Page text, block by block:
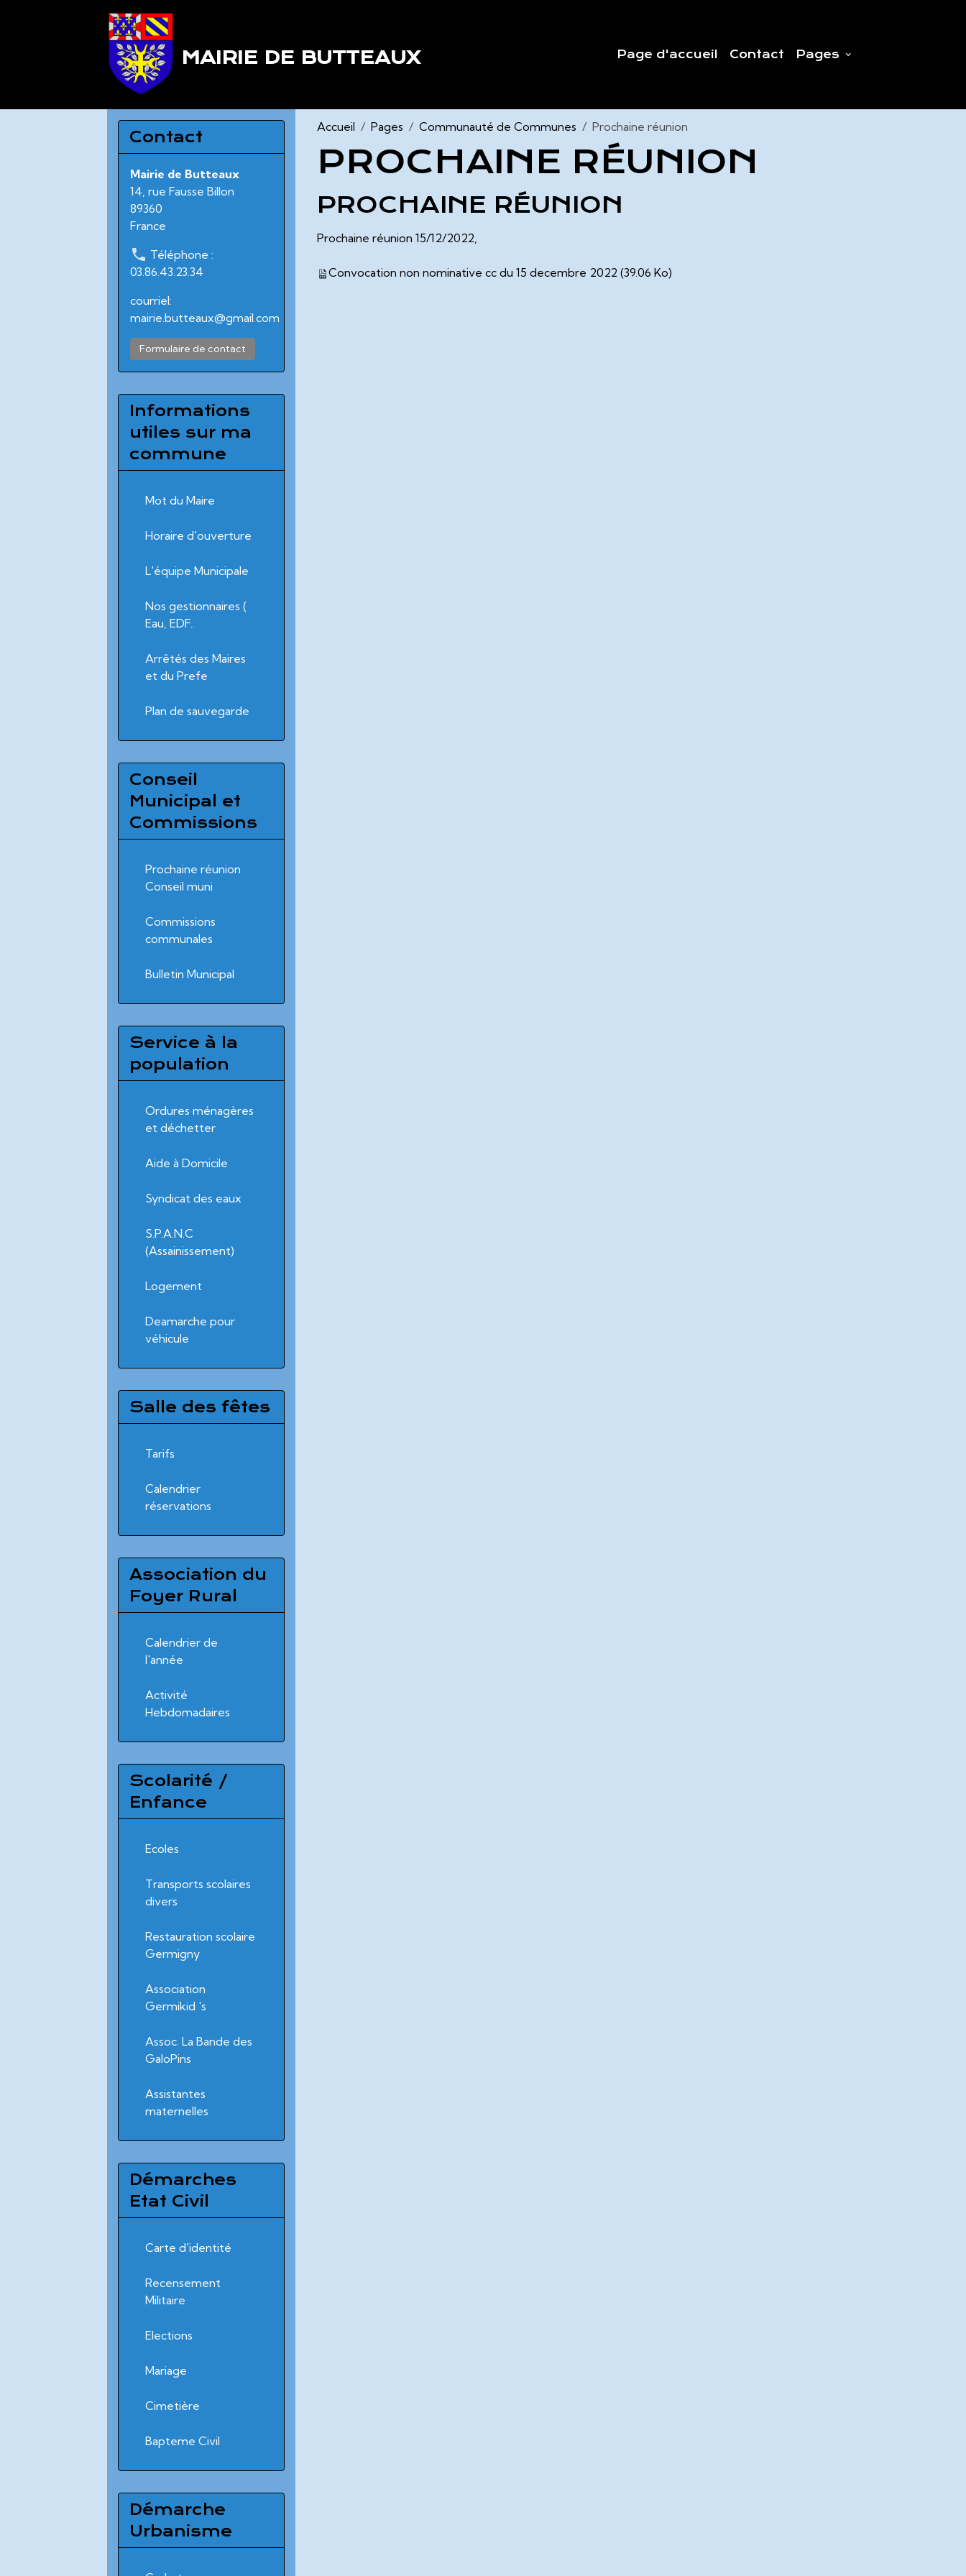
MAIRIE DE BUTTEAUX Page d'accueil Contact Pages
Accueil Pages Communauté de Communes Prochaine réunion
PROCHAINE RÉUNION
PROCHAINE RÉUNION
Prochaine réunion 15/12/2022,
Convocation non nominative cc du 15 decembre 2022 (39.06 Ko)
Contact
Mairie de Butteaux
14, rue Fausse Billon
89360
France
Téléphone :
03.86.43.23.34
courriel:
mairie.butteaux@gmail.com
Formulaire de contact
Informations
utiles sur ma
commune
Mot du Maire
Horaire d'ouverture
L'équipe Municipale
Nos gestionnaires (
Eau, EDF..
Arrêtés des Maires
et du Prefe
Plan de sauvegarde
Conseil
Municipal et
Commissions
Prochaine réunion
Conseil muni
Commissions
communales
Bulletin Municipal
Service à la
population
Ordures ménagères
et déchetter
Aide à Domicile
Syndicat des eaux
S.P.A.N.C
(Assainissement)
Logement
Deamarche pour
véhicule
Salle des fêtes
Tarifs
Calendrier
réservations
Association du
Foyer Rural
Calendrier de
l'année
Activité
Hebdomadaires
Scolarité /
Enfance
Ecoles
Transports scolaires
divers
Restauration scolaire
Germigny
Association
Germikid 's
Assoc. La Bande des
GaloPins
Assistantes
maternelles
Démarches
Etat Civil
Carte d'identité
Recensement
Militaire
Elections
Mariage
Cimetière
Bapteme Civil
Démarche
Urbanisme